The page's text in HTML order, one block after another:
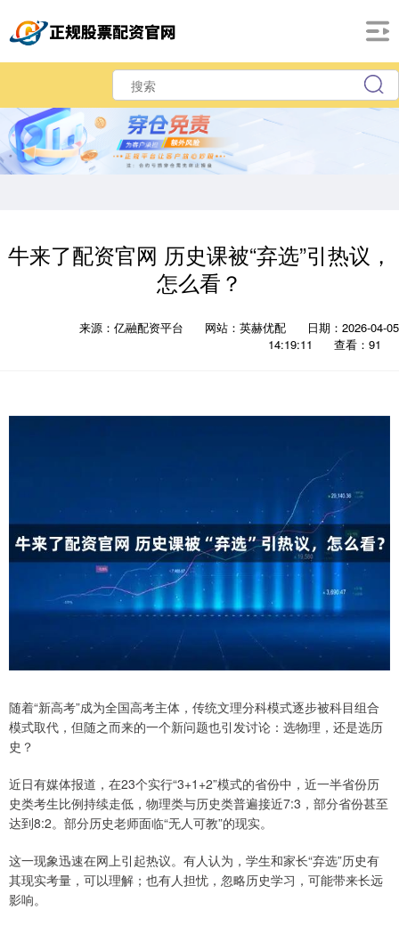
牛来了配资官网 历史课被“弃选”引热议，
怎么看？
来源：亿融配资平台 网站：英赫优配
日期：2026-04-05
14:19:11
查看：91
随着“新高考”成为全国高考主体，传统文理分科模式逐步被科目组合
模式取代，但随之而来的一个新问题也引发讨论：选物理，还是选历
史？
近日有媒体报道，在23个实行“3+1+2”模式的省份中，近一半省份历
史类考生比例持续走低，物理类与历史类普遍接近7:3，部分省份甚至
达到8:2。部分历史老师面临“无人可教”的现实。
这一现象迅速在网上引起热议。有人认为，学生和家长“弃选”历史有
其现实考量，可以理解；也有人担忧，忽略历史学习，可能带来长远
影响。